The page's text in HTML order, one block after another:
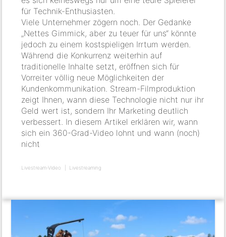
für Technik-Enthusiasten.
Viele Unternehmer zögern noch. Der Gedanke
„Nettes Gimmick, aber zu teuer für uns“ könnte
jedoch zu einem kostspieligen Irrtum werden.
Während die Konkurrenz weiterhin auf
traditionelle Inhalte setzt, eröffnen sich für
Vorreiter völlig neue Möglichkeiten der
Kundenkommunikation. Stream-Filmproduktion
zeigt Ihnen, wann diese Technologie nicht nur ihr
Geld wert ist, sondern Ihr Marketing deutlich
verbessert. In diesem Artikel erklären wir, wann
sich ein 360-Grad-Video lohnt und wann (noch)
nicht
Livestream-Video Livestreaming